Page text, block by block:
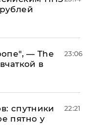
— The
в
23:06
спутники
пятно у
22:21